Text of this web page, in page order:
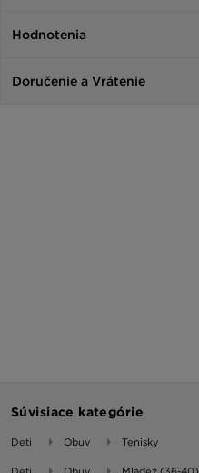
Hodnotenia
Doručenie a Vrátenie
Súvisiace kategórie
Deti Obuv Tenisky